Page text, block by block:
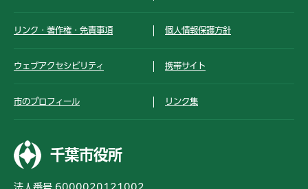
リンク・著作権・免責事項 個人情報保護方針
ウェブアクセシビリティ 携帯サイト
市のプロフィール リンク集
千葉市役所